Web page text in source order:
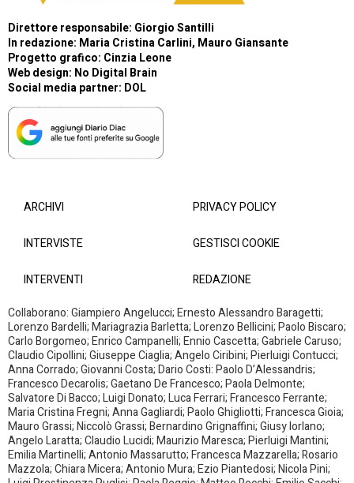
Direttore responsabile: Giorgio Santilli
In redazione: Maria Cristina Carlini, Mauro Giansante
Progetto grafico: Cinzia Leone
Web design: No Digital Brain
Social media partner: DOL
ARCHIVI
INTERVISTE
INTERVENTI
PRIVACY POLICY
GESTISCI COOKIE
REDAZIONE
Collaborano: Giampiero Angelucci; Ernesto Alessandro Baragetti;
Lorenzo Bardelli; Mariagrazia Barletta; Lorenzo Bellicini; Paolo Biscaro;
Carlo Borgomeo; Enrico Campanelli; Ennio Cascetta; Gabriele Caruso;
Claudio Cipollini; Giuseppe Ciaglia; Angelo Ciribini; Pierluigi Contucci;
Anna Corrado; Giovanni Costa; Dario Costi: Paolo D’Alessandris;
Francesco Decarolis; Gaetano De Francesco; Paola Delmonte;
Salvatore Di Bacco; Luigi Donato; Luca Ferrari; Francesco Ferrante;
Maria Cristina Fregni; Anna Gagliardi; Paolo Ghigliotti; Francesca Gioia;
Mauro Grassi; Niccolò Grassi; Bernardino Grignaffini; Giusy Iorlano;
Angelo Laratta; Claudio Lucidi; Maurizio Maresca; Pierluigi Mantini;
Emilia Martinelli; Antonio Massarutto; Francesca Mazzarella; Rosario
Mazzola; Chiara Micera; Antonio Mura; Ezio Piantedosi; Nicola Pini;